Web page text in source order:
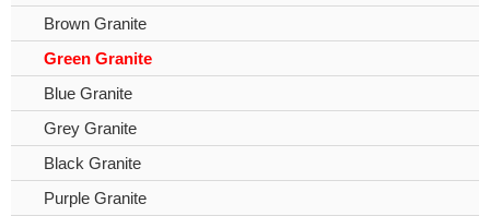
Brown Granite
Green Granite
Blue Granite
Grey Granite
Black Granite
Purple Granite